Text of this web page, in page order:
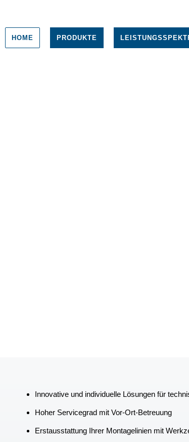
HOME PRODUKTE
Innovative und individuelle Lösungen für
Hoher Servicegrad mit Vor-Ort-Betreuung
Erstausstattung Ihrer Montagelinien mit